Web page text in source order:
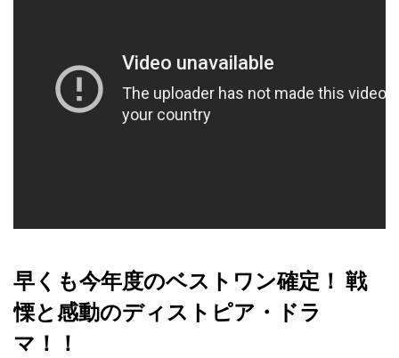
早くも今年度のベストワン確定！ 戦
慄と感動のディストピア・ドラ
マ！！